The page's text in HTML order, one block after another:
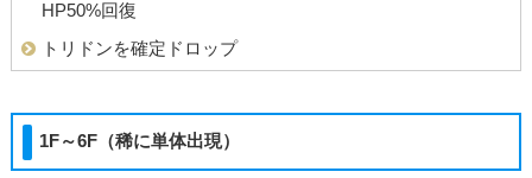
HP50%回復
トリドンを確定ドロップ
1F～6F（稀に単体出現）